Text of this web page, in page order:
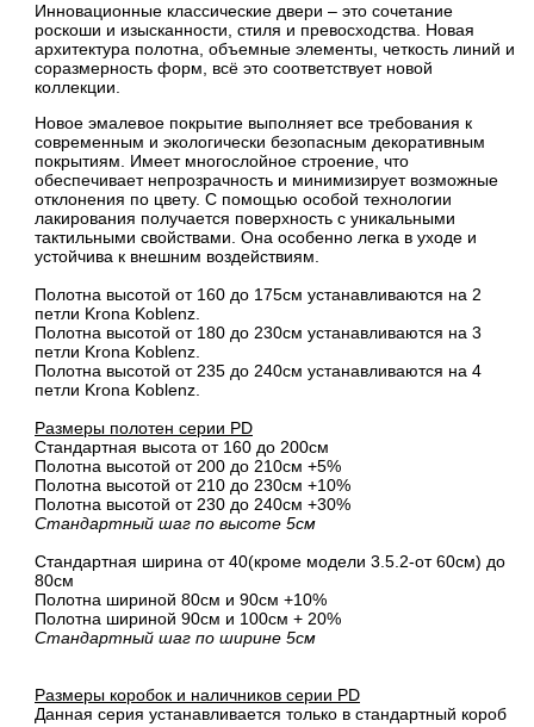
Инновационные классические двери – это сочетание
роскоши и изысканности, стиля и превосходства. Новая
архитектура полотна, объемные элементы, четкость линий и
соразмерность форм, всё это соответствует новой
коллекции.
Новое эмалевое покрытие выполняет все требования к
современным и экологически безопасным декоративным
покрытиям. Имеет многослойное строение, что
обеспечивает непрозрачность и минимизирует возможные
отклонения по цвету. С помощью особой технологии
лакирования получается поверхность с уникальными
тактильными свойствами. Она особенно легка в уходе и
устойчива к внешним воздействиям.
Полотна высотой от 160 до 175см устанавливаются на 2
петли Krona Koblenz.
Полотна высотой от 180 до 230см устанавливаются на 3
петли Krona Koblenz.
Полотна высотой от 235 до 240см устанавливаются на 4
петли Krona Koblenz.
Размеры полотен серии PD
Стандартная высота от 160 до 200см
Полотна высотой от 200 до 210см +5%
Полотна высотой от 210 до 230см +10%
Полотна высотой от 230 до 240см +30%
Стандартный шаг по высоте 5см
Стандартная ширина от 40(кроме модели 3.5.2-от 60см) до
80см
Полотна шириной 80cм и 90cм +10%
Полотна шириной 90см и 100см + 20%
Стандартный шаг по ширине 5см
Размеры коробок и наличников серии PD
Данная серия устанавливается только в стандартный короб